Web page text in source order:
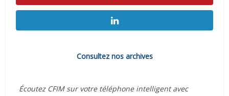
Consultez nos archives
Écoutez CFIM sur votre téléphone intelligent avec